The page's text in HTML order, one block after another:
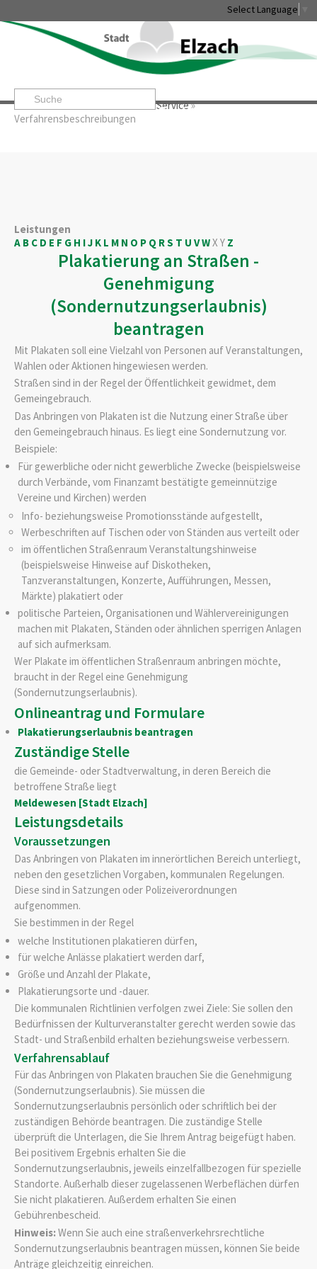
Select Language
Startseite» »Service»
Verfahrensbeschreibungen
Leben & Erleben Rathaus & Service
Leistungen
A B C D E F G H IJ K L M N O P Q RS T U VWXY Z
Plakatierung an Straßen -
Genehmigung
(Sondernutzungserlaubnis)
beantragen
Mit Plakaten soll eine Vielzahl von Personen auf Veranstaltungen,
Wahlen oder Aktionen hingewiesen werden.
Straßen sind in der Regel der Öffentlichkeit gewidmet, dem
Gemeingebrauch.
Das Anbringen von Plakaten ist die Nutzung einer Straße über
den Gemeingebrauch hinaus. Es liegt eine Sondernutzung vor.
Beispiele:
Für gewerbliche oder nicht gewerbliche Zwecke (beispielsweise
durch Verbände, vom Finanzamt bestätigte gemeinnützige
Vereine und Kirchen) werden
Info- beziehungsweise Promotionsstände aufgestellt,
Werbeschriften auf Tischen oder von Ständen aus verteilt oder
im öffentlichen Straßenraum Veranstaltungshinweise
(beispielsweise Hinweise auf Diskotheken,
Tanzveranstaltungen, Konzerte, Aufführungen, Messen,
Märkte) plakatiert oder
politische Parteien, Organisationen und Wählervereinigungen
machen mit Plakaten, Ständen oder ähnlichen sperrigen Anlagen
auf sich aufmerksam.
Wer Plakate im öffentlichen Straßenraum anbringen möchte,
braucht in der Regel eine Genehmigung
(Sondernutzungserlaubnis).
Onlineantrag und Formulare
Plakatierungserlaubnis beantragen
Zuständige Stelle
die Gemeinde- oder Stadtverwaltung, in deren Bereich die
betroffene Straße liegt
Meldewesen [Stadt Elzach]
Leistungsdetails
Voraussetzungen
Das Anbringen von Plakaten im innerörtlichen Bereich unterliegt,
neben den gesetzlichen Vorgaben, kommunalen Regelungen.
Diese sind in Satzungen oder Polizeiverordnungen
aufgenommen.
Sie bestimmen in der Regel
welche Institutionen plakatieren dürfen,
für welche Anlässe plakatiert werden darf,
Größe und Anzahl der Plakate,
Plakatierungsorte und -dauer.
Die kommunalen Richtlinien verfolgen zwei Ziele: Sie sollen den
Bedürfnissen der Kulturveranstalter gerecht werden sowie das
Stadt- und Straßenbild erhalten beziehungsweise verbessern.
Verfahrensablauf
Für das Anbringen von Plakaten brauchen Sie die Genehmigung
(Sondernutzungserlaubnis). Sie müssen die
Sondernutzungserlaubnis persönlich oder schriftlich bei der
zuständigen Behörde beantragen. Die zuständige Stelle
überprüft die Unterlagen, die Sie Ihrem Antrag beigefügt haben.
Bei positivem Ergebnis erhalten Sie die
Sondernutzungserlaubnis, jeweils einzelfallbezogen für spezielle
Standorte. Außerhalb dieser zugelassenen Werbeflächen dürfen
Sie nicht plakatieren. Außerdem erhalten Sie einen
Gebührenbescheid.
Hinweis: Wenn Sie auch eine straßenverkehrsrechtliche
Sondernutzungserlaubnis beantragen müssen, können Sie beide
Anträge gleichzeitig einreichen.